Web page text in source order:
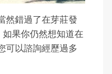
然錯過了在芽莊發
如果你仍然想知道在
可以諮詢經歷過多